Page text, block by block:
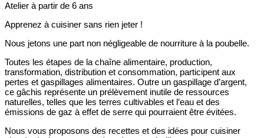
Atelier à partir de 6 ans
Apprenez à cuisiner sans rien jeter !
Nous jetons une part non négligeable de nourriture à la poubelle.
Toutes les étapes de la chaîne alimentaire, production,
transformation, distribution et consommation, participent aux
pertes et gaspillages alimentaires. Outre un gaspillage d’argent,
ce gâchis représente un prélèvement inutile de ressources
naturelles, telles que les terres cultivables et l’eau et des
émissions de gaz à effet de serre qui pourraient être évitées.
Nous vous proposons des recettes et des idées pour cuisiner